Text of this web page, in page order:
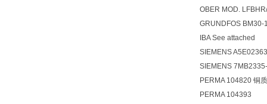
OBER MOD.
GRUNDFOS
IBA See attached
SIEMENS
SIEMENS
PERMA 104820 铜
PERMA 104393